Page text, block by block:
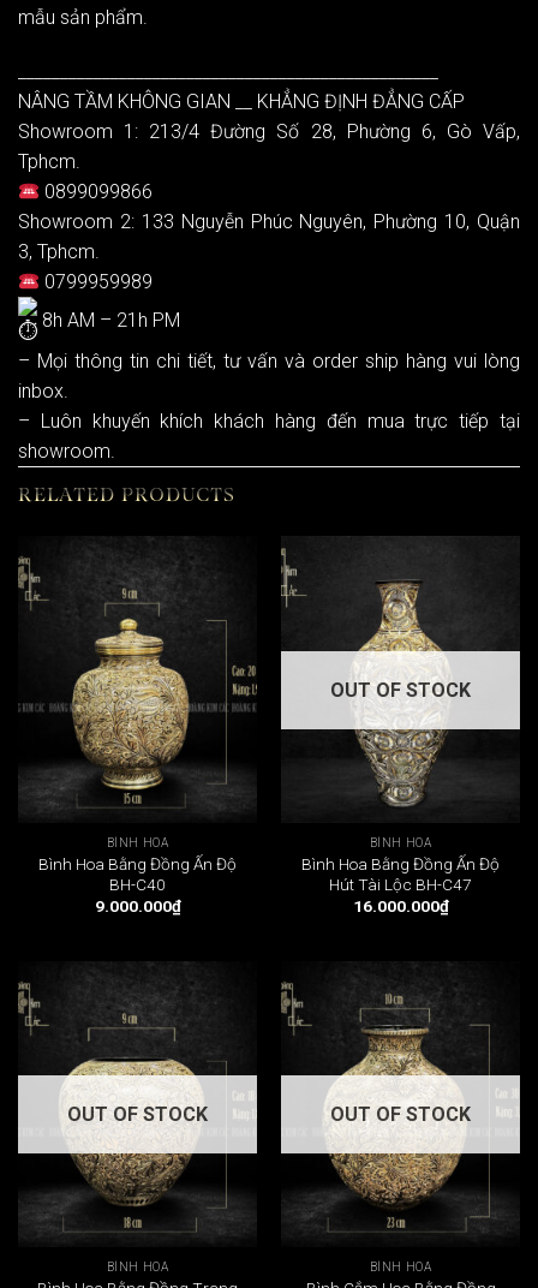
mẫu sản phẩm.
NÂNG TẦM KHÔNG GIAN __ KHẲNG ĐỊNH ĐẲNG CẤP
Showroom 1: 213/4 Đường Số 28, Phường 6, Gò Vấp,
Tphcm.
0899099866
Showroom 2: 133 Nguyễn Phúc Nguyên, Phường 10, Quận
3, Tphcm.
0799959989
8h AM – 21h PM
– Mọi thông tin chi tiết, tư vấn và order ship hàng vui lòng
inbox.
– Luôn khuyến khích khách hàng đến mua trực tiếp tại
showroom.
RELATED PRODUCTS
BÌNH HOA
Bình Hoa Bằng Đồng Ấn Độ
BH-C40
9.000.000₫
OUT OF STOCK
BÌNH HOA
Bình Hoa Bằng Đồng Ấn Độ
Hút Tài Lộc BH-C47
16.000.000₫
OUT OF STOCK
BÌNH HOA
OUT OF STOCK
BÌNH HOA